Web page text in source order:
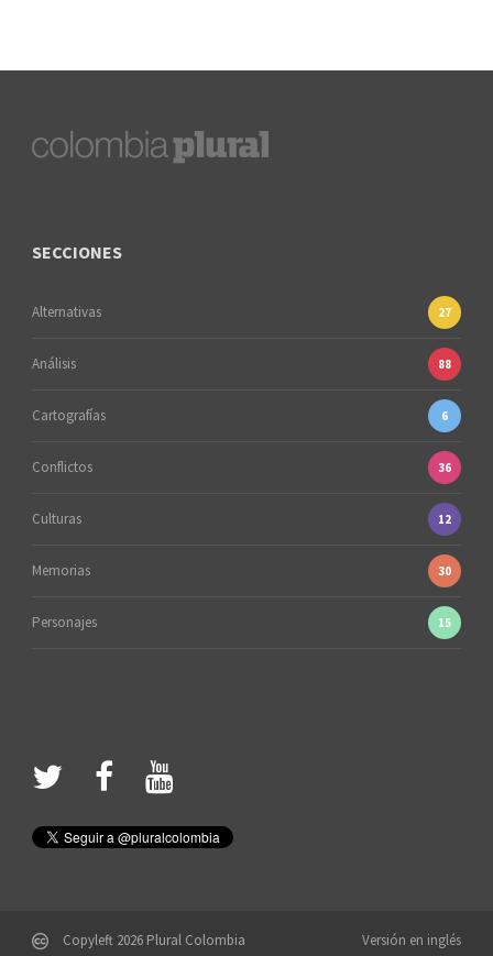
SECCIONES
Alternativas 27
Análisis 88
Cartografías 6
Conflictos 36
Culturas 12
Memorias 30
Personajes 15
Copyleft 2026 Plural Colombia Versión en inglés